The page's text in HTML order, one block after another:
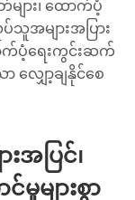
ျား၊ ထောက်ပံ့
အများအပြား
ပံ့ရေးကွင်းဆက်
ျှော့ချနိုင်စေ
းအပြင်၊
များစွာ